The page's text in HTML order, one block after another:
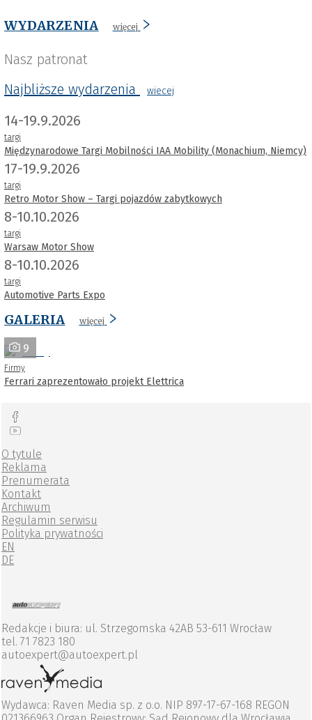
WYDARZENIA więcej
Nasz patronat
Najbliższe wydarzenia
wiecej
14-19.9.2026
targi
Międzynarodowe Targi Mobilności IAA Mobility (Monachium, Niemcy)
17-19.9.2026
targi
Retro Motor Show – Targi pojazdów zabytkowych
8-10.10.2026
targi
Warsaw Motor Show
8-10.10.2026
targi
Automotive Parts Expo
GALERIA więcej
9
Firmy
Ferrari zaprezentowało projekt Elettrica
O tytule
Reklama
Prenumerata
Kontakt
Archiwum
Regulamin serwisu
Polityka prywatności
EN
DE
Redakcje i biura: ul. Strzegomska 42AB 53-611 Wrocław
tel. 71 7823 180
autoexpert@autoexpert.pl
Wydawca: Raven Media sp. z o.o. NIP 897-17-67-168 REGON